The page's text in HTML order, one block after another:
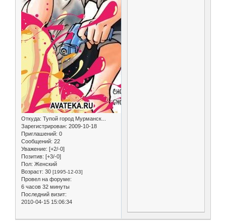
Откуда: Тупой город Мурманск...
Зарегистрирован: 2009-10-18
Приглашений: 0
Сообщений: 22
Уважение: [+2/-0]
Позитив: [+3/-0]
Пол: Женский
Возраст: 30 [1995-12-03]
Провел на форуме:
6 часов 32 минуты
Последний визит:
2010-04-15 15:06:34